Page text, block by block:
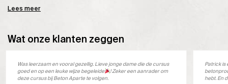
Lees meer
Wat onze klanten zeggen
Was leerzaam en vooral gezellig. Lieve jonge dame die de cursus
goed en op een leuke wijze begeleide
! Zeker een aanrader om
deze cursus bij Beton Aparte te volgen.
Patrick is
hebt. En